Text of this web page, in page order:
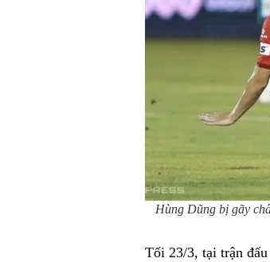
Hùng Dũng bị gãy
Tối 23/3, tại trận